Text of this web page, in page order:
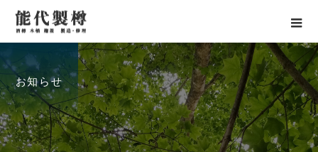
お知らせ